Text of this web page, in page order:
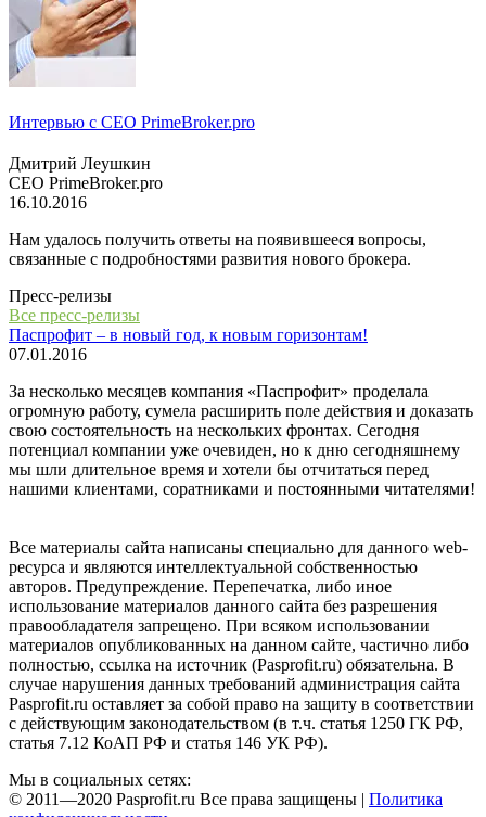
Интервью с СЕО PrimeBroker.pro
Дмитрий Леушкин
СЕО PrimeBroker.pro
16.10.2016
Нам удалось получить ответы на появившееся вопросы,
связанные с подробностями развития нового брокера.
Пресс-релизы
Все пресс-релизы
Паспрофит – в новый год, к новым горизонтам!
07.01.2016
За несколько месяцев компания «Паспрофит» проделала
огромную работу, сумела расширить поле действия и доказать
свою состоятельность на нескольких фронтах. Сегодня
потенциал компании уже очевиден, но к дню сегодняшнему
мы шли длительное время и хотели бы отчитаться перед
нашими клиентами, соратниками и постоянными читателями!
Все материалы сайта написаны специально для данного web-
ресурса и являются интеллектуальной собственностью
авторов. Предупреждение. Перепечатка, либо иное
использование материалов данного сайта без разрешения
правообладателя запрещено. При всяком использовании
материалов опубликованных на данном сайте, частично либо
полностью, ссылка на источник (Pasprofit.ru) обязательна. В
случае нарушения данных требований администрация сайта
Pasprofit.ru оставляет за собой право на защиту в соответствии
с действующим законодательством (в т.ч. статья 1250 ГК РФ,
статья 7.12 КоАП РФ и статья 146 УК РФ).
Мы в социальных сетях:
© 2011—2020 Pasprofit.ru Все права защищены | Политика